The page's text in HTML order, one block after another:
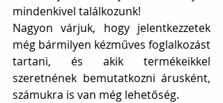
mindenkivel találkozunk!
Nagyon várjuk, hogy jelentkezzetek
még bármilyen kézműves foglalkozást
tartani, és akik termékeikkel
szeretnének bemutatkozni árusként,
számukra is van még lehetőség.